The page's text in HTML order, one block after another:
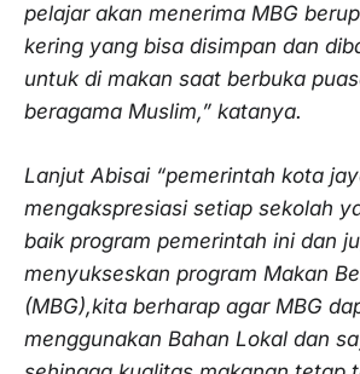
pelajar akan menerima MBG
kering yang bisa disimpan dan
untuk di makan saat berbuka
beragama Muslim,” katanya.
Lanjut Abisai “pemerintah kota
mengakspresiasi setiap sekolah
baik program pemerintah ini dan
menyukseskan program Makan
(MBG),kita berharap agar MBG
menggunakan Bahan Lokal dan